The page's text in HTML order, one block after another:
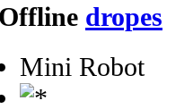
dropes
Mini Robot